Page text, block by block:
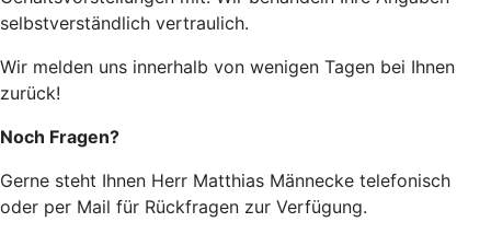
selbstverständlich vertraulich.
Wir melden uns innerhalb von wenigen Tagen bei Ihnen
zurück!
Noch Fragen?
Gerne steht Ihnen Herr Matthias Männecke telefonisch
oder per Mail für Rückfragen zur Verfügung.